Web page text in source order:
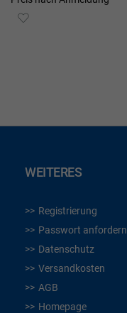
ZUR
WEITERES
Registrierung
Passwort anfordern
Datenschutz
Versandkosten
AGB
Homepage